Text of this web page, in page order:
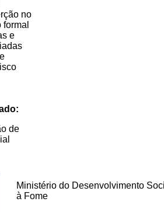
no
e
de
Ministério do Desenvolvimento
à Fome